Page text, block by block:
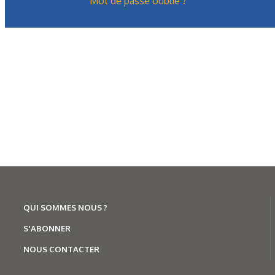
QUI SOMMES NOUS ?
S'ABONNER
NOUS CONTACTER